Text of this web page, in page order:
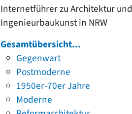
Internetführer zu Architektur und
Ingenieurbaukunst in NRW
Gesamtübersicht...
Gegenwart
Postmoderne
1950er-70er Jahre
Moderne